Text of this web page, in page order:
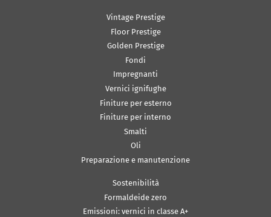
Vintage Prestige
Floor Prestige
Golden Prestige
Fondi
Impregnanti
Vernici ignifughe
Finiture per esterno
Finiture per interno
Smalti
Oli
Preparazione e manutenzione
Sostenibilità
Formaldeide zero
Emissioni: vernici in classe A+